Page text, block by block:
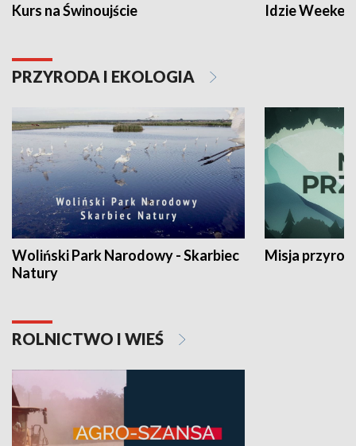
Kurs na Świnoujście Idzie
PRZYRODA I EKOLOGIA
Woliński Park Narodowy - Skarbiec
Natury
Misja
ROLNICTWO I WIEŚ